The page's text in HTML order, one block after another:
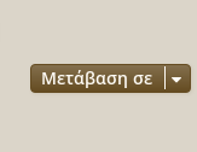
Μετάβαση σε